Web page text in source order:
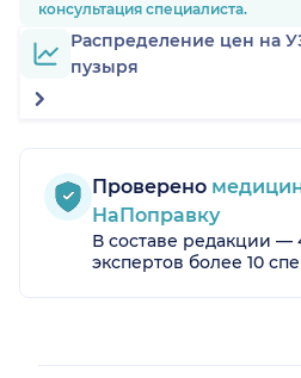
консультация специалиста.
Распределение цен на
пузыря
Проверено
НаПоправку
В составе редакции —
экспертов более 10